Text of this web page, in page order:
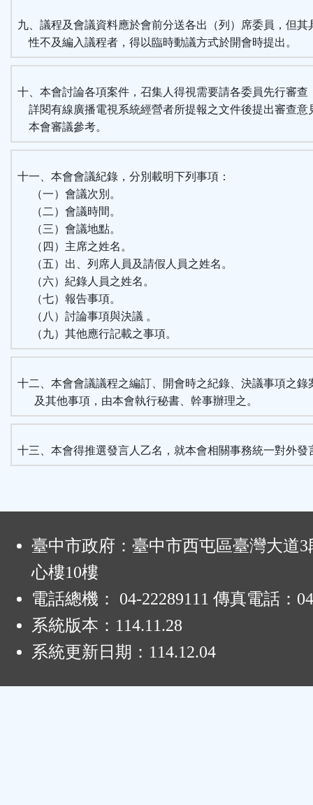
九、議程及會議資料應於會前分送各出（列）席委員，但其
性不及編入議程者，得以臨時動議方式於開會時提出。
十、本會討論各項案件，召集人得視需要請各委員先行審查
詳閱有線廣播電視系統經營者所提報之文件後提出審查意
本會審議參考。
十一、本會會議紀錄，分別載明下列事項：
（一）會議次別。
（二）會議時間。
（三）會議地點。
（四）主席之姓名。
（五）出、列席人員及請假人員之姓名。
（六）紀錄人員之姓名。
（七）報告事項。
（八）討論事項與決議 。
（九）其他應行記載之事項。
十二、本會會議議程之編訂、開會時之紀錄、決議事項之錄
及其他事項，由本會執行秘書、幹事辦理之。
十三、本會得推選發言人乙名，就本會相關事務統一對外發
臺中市政府：臺中市西屯區臺灣大道3
心樓10樓
電話總機： 04-22289111 傳真電話：
系統版本： 114.11.28
系統更新日期： 114.12.04